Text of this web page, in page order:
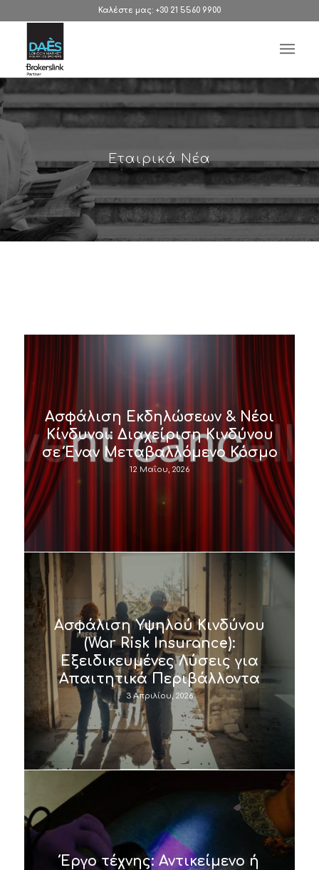
Καλέστε μας: +30 21 5560 9900
Εταιρικά Νέα
Ασφάλιση Εκδηλώσεων & Νέοι
Κίνδυνοι: Διαχείριση Κινδύνου
σε Έναν Μεταβαλλόμενο Κόσμο
12 Μαΐου, 2026
Ασφάλιση Υψηλού Κινδύνου
(War Risk Insurance):
Εξειδικευμένες Λύσεις για
Απαιτητικά Περιβάλλοντα
3 Απριλίου, 2026
Έργο τέχνης: Αντικείμενο ή